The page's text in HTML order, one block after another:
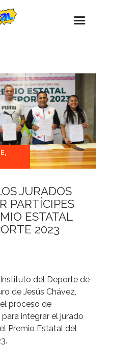
JURADOS
PARTÍCIPES
ESTATAL
2023
del Deporte de
de Jesús Chávez,
proceso de
integrar el jurado
Premio Estatal del